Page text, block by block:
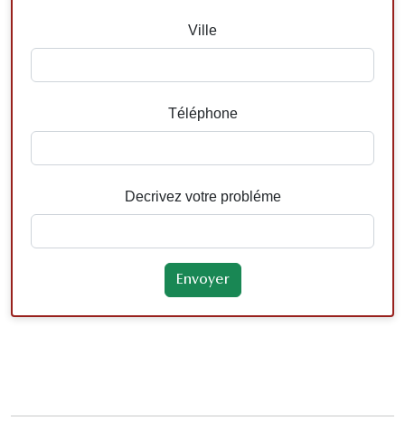
Ville
Téléphone
Decrivez votre probléme